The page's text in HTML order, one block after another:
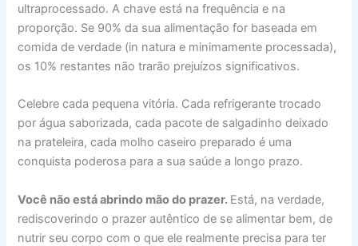
ultraprocessado. A chave está na frequência e na
proporção. Se 90% da sua alimentação for baseada em
comida de verdade (in natura e minimamente processada),
os 10% restantes não trarão prejuízos significativos.
Celebre cada pequena vitória. Cada refrigerante trocado
por água saborizada, cada pacote de salgadinho deixado
na prateleira, cada molho caseiro preparado é uma
conquista poderosa para a sua saúde a longo prazo.
Você não está abrindo mão do prazer. Está, na verdade,
rediscoverindo o prazer autêntico de se alimentar bem, de
nutrir seu corpo com o que ele realmente precisa para ter